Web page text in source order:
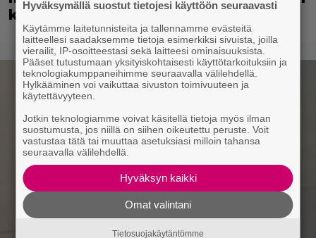
karismaan
Hyväksymällä suostut tietojesi käyttöön seuraavasti
Käytämme laitetunnisteita ja tallennamme evästeitä
laitteellesi saadaksemme tietoja esimerkiksi sivuista, joilla
vierailit, IP-osoitteestasi sekä laitteesi ominaisuuksista.
Pääset tutustumaan yksityiskohtaisesti käyttötarkoituksiin ja
teknologiakumppaneihimme seuraavalla välilehdellä.
Hylkääminen voi vaikuttaa sivuston toimivuuteen ja
käytettävyyteen.
Jotkin teknologiamme voivat käsitellä tietoja myös ilman
suostumusta, jos niillä on siihen oikeutettu peruste. Voit
vastustaa tätä tai muuttaa asetuksiasi milloin tahansa
seuraavalla välilehdellä.
Hyväksyn kaikki
Omat valintani
Tietosuojakäytäntömme